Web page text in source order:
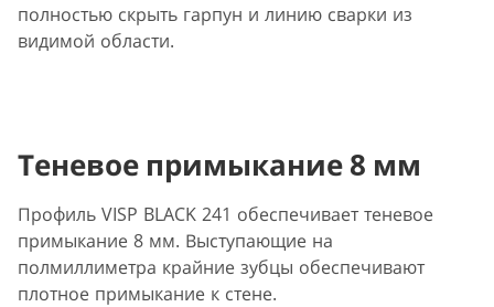
полностью скрыть гарпун и линию сварки из
видимой области.
Теневое примыкание 8 мм
Профиль VISP BLACK 241 обеспечивает теневое
примыкание 8 мм. Выступающие на
полмиллиметра крайние зубцы обеспечивают
плотное примыкание к стене.